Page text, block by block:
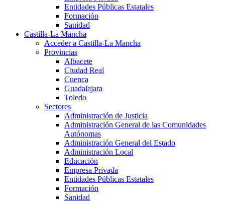
Entidades Públicas Estatales
Formación
Sanidad
Castilla-La Mancha
Acceder a Castilla-La Mancha
Provincias
Albacete
Ciudad Real
Cuenca
Guadalajara
Toledo
Sectores
Administración de Justicia
Administración General de las Comunidades
Autónomas
Administración General del Estado
Administración Local
Educación
Empresa Privada
Entidades Públicas Estatales
Formación
Sanidad